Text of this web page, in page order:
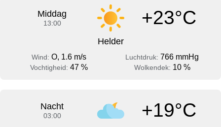
Middag
13:00 +23°C
Helder
Wind: O, 1.6 m/s Luchtdruk: 766 mmHg
Vochtigheid: 47 % Wolkendek: 10 %
Nacht
03:00 +19°C